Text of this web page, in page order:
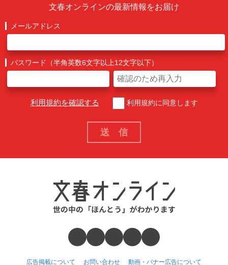
文春オンラインの最新情報をお届け
メールアドレス
パスワード（半角英数6文字以上12文字以下）
利用規約を確認する 利用規約に同意します
広告掲載について お問い合わせ 動画・バナー広告について